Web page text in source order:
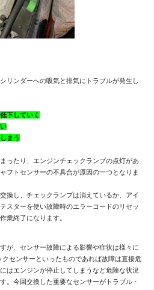
リンダーへの吸気と排気にトラブルが発生し
下していく
まう
ったり、エンジンチェックランプの点灯があ
フトセンサーの不具合が原因の一つとなりま
換し、チェックランプは消えているか、アイ
スターを使い故障時のエラーコードのリセッ
業終了になります。
が、センサー故障による影響や症状は様々に
センサーといったものであれば故障は直接危
はエンジンが停止してしまうなど危険な状況
。今回交換した重要なセンサーがトラブル・